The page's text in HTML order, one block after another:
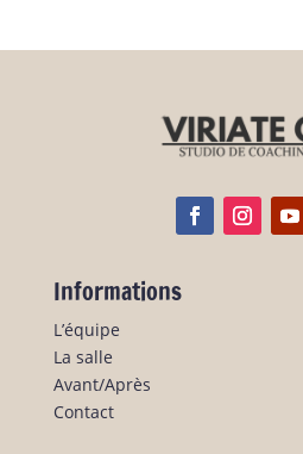
Informations
L’équipe
La salle
Avant/Après
Contact